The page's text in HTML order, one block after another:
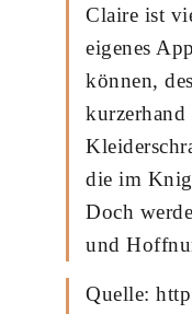
Claire ist
eigenes
können,
kurzerhand
die im
Doch
und
Quelle: